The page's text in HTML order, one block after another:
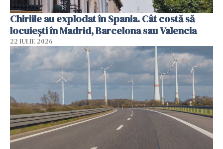
Chiriile au explodat în Spania. Cât costă să
locuiești în Madrid, Barcelona sau Valencia
22 IULIE 2026